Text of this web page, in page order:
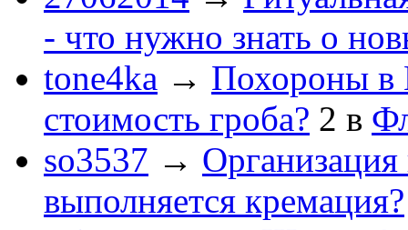
- что нужно знать о
tone4ka → Похороны в
стоимость гроба? 2 в
so3537 → Организация
выполняется кремация?